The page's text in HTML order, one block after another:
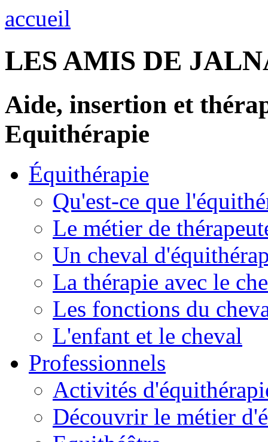
accueil
LES AMIS DE
Aide, insertion et
Equithérapie
Équithérapie
Qu'est-ce que
Le métier de
Un cheval
La thérapie avec le
Les fonctions du
L'enfant et le cheval
Professionnels
Activités
Découvrir le métier